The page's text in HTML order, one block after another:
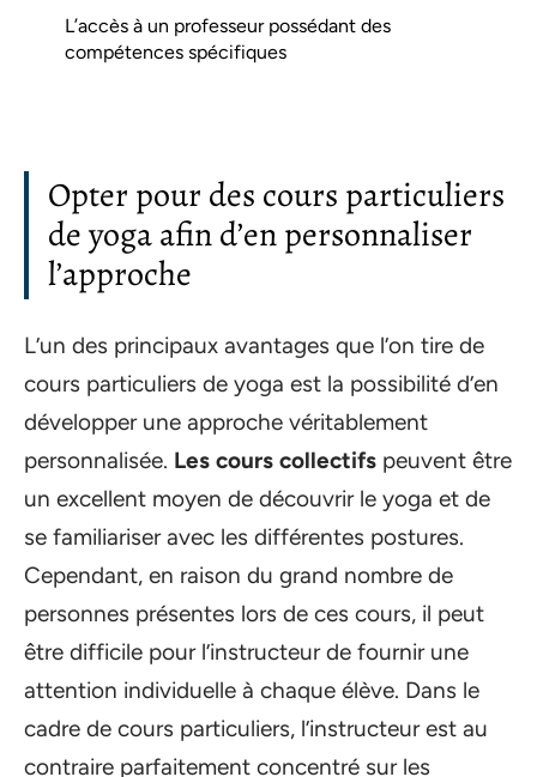
L’accès à un professeur possédant des
compétences spécifiques
Opter pour des cours particuliers
de yoga afin d’en personnaliser
l’approche
L’un des principaux avantages que l’on tire de
cours particuliers de yoga est la possibilité d’en
développer une approche véritablement
personnalisée. Les cours collectifs peuvent être
un excellent moyen de découvrir le yoga et de
se familiariser avec les différentes postures.
Cependant, en raison du grand nombre de
personnes présentes lors de ces cours, il peut
être difficile pour l’instructeur de fournir une
attention individuelle à chaque élève. Dans le
cadre de cours particuliers, l’instructeur est au
contraire parfaitement concentré sur les